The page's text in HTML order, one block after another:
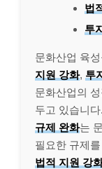
법
투
문화산업 육
지원 강화, 투
문화산업의
두고 있습니다.
규제 완화는
필요한 규제
법적 지원 강